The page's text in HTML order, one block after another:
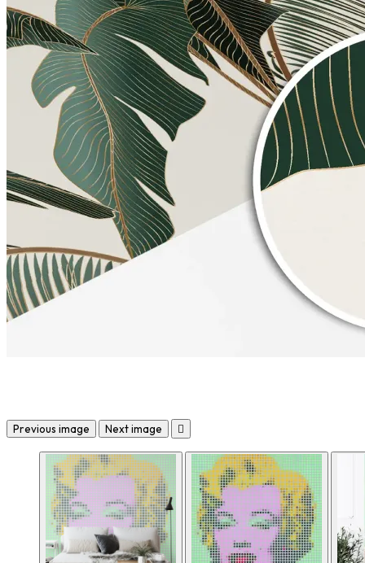
Previous image Next image 